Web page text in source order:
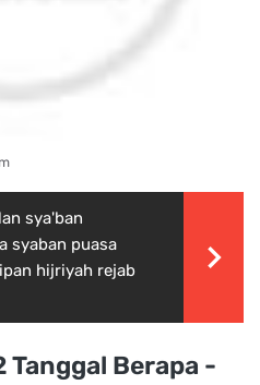
sya'ban
syaban puasa
hijriyah rejab
Tanggal Berapa -